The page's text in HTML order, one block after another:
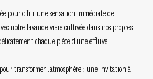
pour offrir une sensation immédiate de
notre lavande vraie cultivée dans nos propres
chaque pièce d’une effluve
transformer l’atmosphère : une invitation à